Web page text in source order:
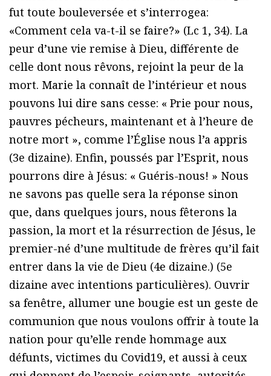
fut toute bouleversée et s’interrogea:
«Comment cela va-t-il se faire?» (Lc 1, 34). La
peur d’une vie remise à Dieu, différente de
celle dont nous rêvons, rejoint la peur de la
mort. Marie la connaît de l’intérieur et nous
pouvons lui dire sans cesse: « Prie pour nous,
pauvres pécheurs, maintenant et à l’heure de
notre mort », comme l’Église nous l’a appris
(3e dizaine). Enfin, poussés par l’Esprit, nous
pourrons dire à Jésus: « Guéris-nous! » Nous
ne savons pas quelle sera la réponse sinon
que, dans quelques jours, nous fêterons la
passion, la mort et la résurrection de Jésus, le
premier-né d’une multitude de frères qu’il fait
entrer dans la vie de Dieu (4e dizaine.) (5e
dizaine avec intentions particulières). Ouvrir
sa fenêtre, allumer une bougie est un geste de
communion que nous voulons offrir à toute la
nation pour qu’elle rende hommage aux
défunts, victimes du Covid19, et aussi à ceux